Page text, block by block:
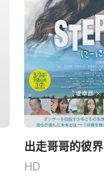
出走哥哥的彼界
HD